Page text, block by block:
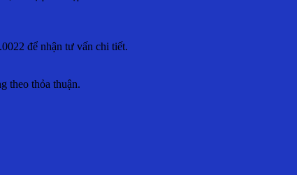
để nhận tư vấn chi tiết.
theo thỏa thuận.